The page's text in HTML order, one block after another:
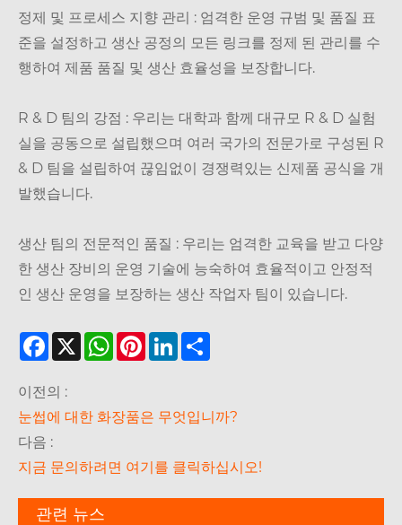
정제 및 프로세스 지향 관리 : 엄격한 운영 규범 및 품질 표
준을 설정하고 생산 공정의 모든 링크를 정제 된 관리를 수
행하여 제품 품질 및 생산 효율성을 보장합니다.
R & D 팀의 강점 : 우리는 대학과 함께 대규모 R & D 실험
실을 공동으로 설립했으며 여러 국가의 전문가로 구성된 R
& D 팀을 설립하여 끊임없이 경쟁력있는 신제품 공식을 개
발했습니다.
생산 팀의 전문적인 품질 : 우리는 엄격한 교육을 받고 다양
한 생산 장비의 운영 기술에 능숙하여 효율적이고 안정적
인 생산 운영을 보장하는 생산 작업자 팀이 있습니다.
Facebook
X WhatsApp
PinterestLinkedIn
이전의 :
눈썹에 대한 화장품은 무엇입니까?
다음 :
지금 문의하려면 여기를 클릭하십시오!
관련 뉴스